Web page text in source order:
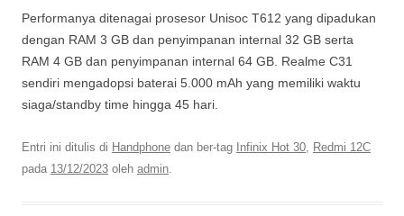
Performanya ditenagai prosesor Unisoc T612 yang dipadukan
dengan RAM 3 GB dan penyimpanan internal 32 GB serta
RAM 4 GB dan penyimpanan internal 64 GB. Realme C31
sendiri mengadopsi baterai 5.000 mAh yang memiliki waktu
siaga/standby time hingga 45 hari.
Entri ini ditulis di Handphone dan ber-tag Infinix Hot 30 Redmi 12C
pada 13/12/2023 oleh admin